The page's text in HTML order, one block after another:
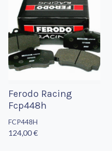
Ferodo Racing
Fcp448h
FCP448H
124,00 €